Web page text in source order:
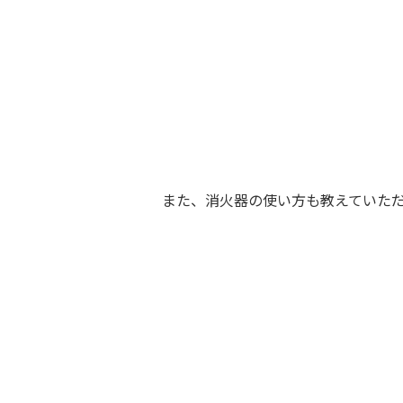
また、消火器の使い方も教えていた